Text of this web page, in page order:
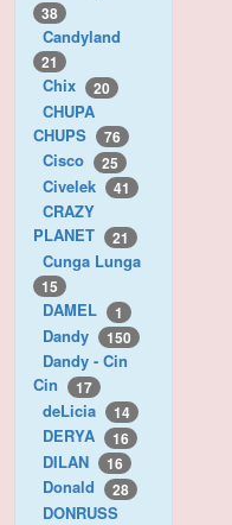
38
Candyland
21
Chix 20
CHUPA
CHUPS
76
Cisco 25
Civelek 41
CRAZY
PLANET
21
Cunga Lunga
15
DAMEL 1
Dandy 150
Dandy - Cin
Cin
17
deLicia 14
DERYA 16
DILAN 16
Donald 28
DONRUSS